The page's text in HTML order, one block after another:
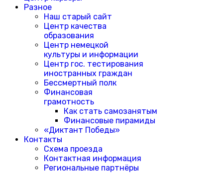
Разное
Наш старый сайт
Центр качества
образования
Центр немецкой
культуры и информации
Центр гос. тестирования
иностранных граждан
Бессмертный полк
Финансовая
грамотность
Как стать самозанятым
Финансовые пирамиды
«Диктант Победы»
Контакты
Схема проезда
Контактная информация
Региональные партнёры